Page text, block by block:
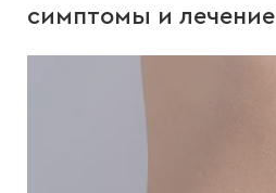
симптомы и лечение